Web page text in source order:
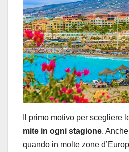
Il primo motivo per scegliere
mite in ogni stagione.
quando in molte zone